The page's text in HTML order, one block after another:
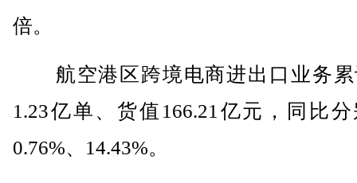
倍。
航空港区跨境电商进出口业务累
1.23亿单、货值166.21亿元，同比
0.76%、14.43%。